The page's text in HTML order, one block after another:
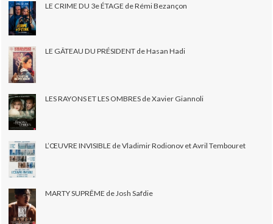
LE CRIME DU 3e ÉTAGE de Rémi Bezançon
LE GÂTEAU DU PRÉSIDENT de Hasan Hadi
LES RAYONS ET LES OMBRES de Xavier Giannoli
L’ŒUVRE INVISIBLE de Vladimir Rodionov et Avril Tembouret
MARTY SUPRÊME de Josh Safdie